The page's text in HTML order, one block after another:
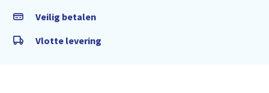
Veilig betalen
Vlotte levering